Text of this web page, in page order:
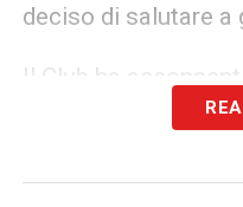
deciso di salutare a
Il Club ha
preparato i
allaricerca di una